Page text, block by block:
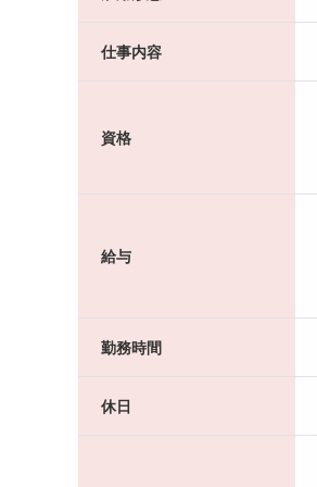
仕事内容
資格
給与
勤務時間
休日